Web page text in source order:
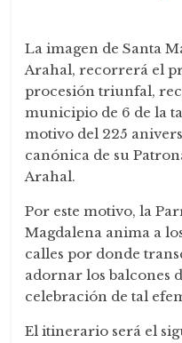
La imagen de Santa
Arahal, recorrerá el
procesión triunfal,
municipio de 6 de la
motivo del 225
canónica de su
Arahal.
Por este motivo, la
Magdalena anima a
calles por donde
adornar los balcones
celebración de tal
El itinerario será el